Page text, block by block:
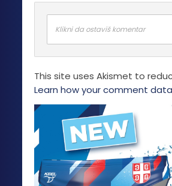
Klikni da ostaviš komentar
This site uses Akismet to
Learn how your comment